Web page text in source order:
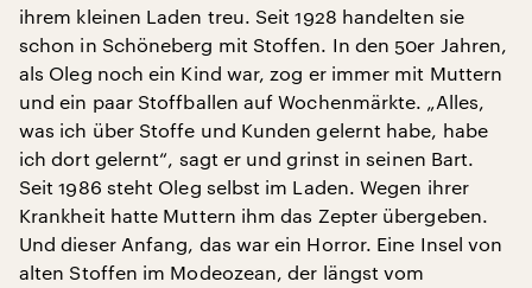
ihrem kleinen Laden treu. Seit 1928 handelten sie
schon in Schöneberg mit Stoffen. In den 50er Jahren,
als Oleg noch ein Kind war, zog er immer mit Muttern
und ein paar Stoffballen auf Wochenmärkte. „Alles,
was ich über Stoffe und Kunden gelernt habe, habe
ich dort gelernt“, sagt er und grinst in seinen Bart.
Seit 1986 steht Oleg selbst im Laden. Wegen ihrer
Krankheit hatte Muttern ihm das Zepter übergeben.
Und dieser Anfang, das war ein Horror. Eine Insel von
alten Stoffen im Modeozean, der längst vom